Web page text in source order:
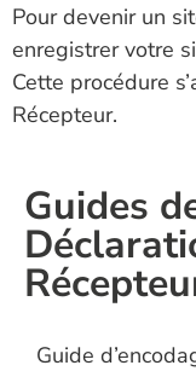
Pour devenir un
enregistrer votre
Cette procédure
Récepteur.
Guides
Guide